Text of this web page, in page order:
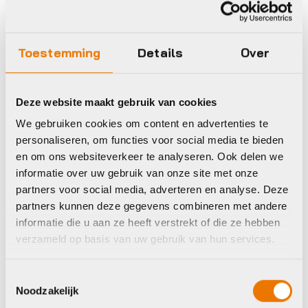
Toestemming Details Over
Deze website maakt gebruik van cookies
We gebruiken cookies om content en advertenties te
personaliseren, om functies voor social media te bieden
en om ons websiteverkeer te analyseren. Ook delen we
informatie over uw gebruik van onze site met onze
partners voor social media, adverteren en analyse. Deze
partners kunnen deze gegevens combineren met andere
informatie die u aan ze heeft verstrekt of die ze hebben
verzameld op basis van uw gebruik van hun services.
Noodzakelijk
Kettingen
BBB BCH-09
Sluitschakel
SmartLink II
€5,25
Op voorraad in winkel
BBB BCH-08
Sluitschakel
SmartLink II
€5,25
Op voorraad in winkel
Shimano Sram